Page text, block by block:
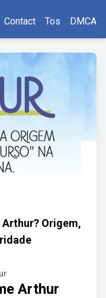
Contact Tos DMCA
Origem,
Arthur